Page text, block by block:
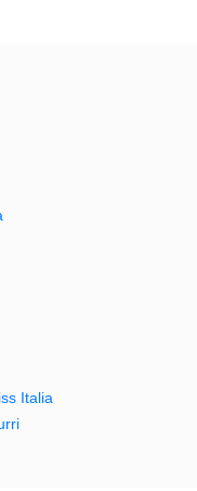
Italia